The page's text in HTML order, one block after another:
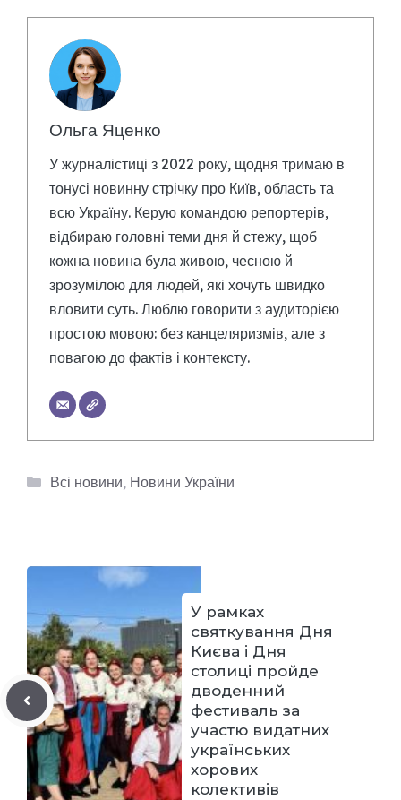
Ольга Яценко
У журналістиці з 2022 року, щодня тримаю в
тонусі новинну стрічку про Київ, область та
всю Україну. Керую командою репортерів,
відбираю головні теми дня й стежу, щоб
кожна новина була живою, чесною й
зрозумілою для людей, які хочуть швидко
вловити суть. Люблю говорити з аудиторією
простою мовою: без канцеляризмів, але з
повагою до фактів і контексту.
Категорії
Всі новини, Новини України
У рамках
святкування Дня
Києва і Дня
столиці пройде
дводенний
фестиваль за
участю видатних
українських
хорових
колективів